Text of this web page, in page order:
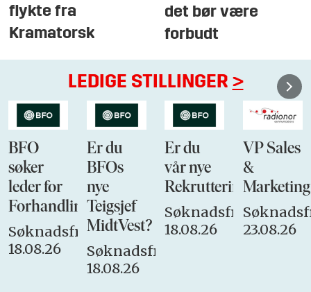
flykte fra
Kramatorsk
det bør være
forbudt
LEDIGE STILLINGER >
BFO
søker
leder for
Forhandlingsutvalget
Søknadsfrist:
18.08.26
Er du
BFOs
nye
Teigsjef
MidtVest?
Søknadsfrist:
18.08.26
Er du
vår nye
Søknadsfrist:
18.08.26
VP Sales
&
Marketing
23.08.26